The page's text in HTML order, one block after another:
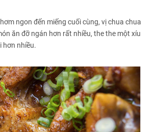
ngon đến miếng cuối cùng, vị chua chua
ăn đỡ ngán hơn rất nhiều, the the một xíu
hơn nhiều.